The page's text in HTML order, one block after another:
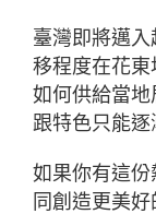
臺灣即將邁
移程度在花
如何供給當
跟特色只能逐
如果你有這
同創造更美